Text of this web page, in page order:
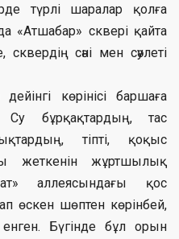
түрлі шаралар қолға
«Атшабар» сквері қайта
сәні мен сәулеті
көрінісі баршаға
бұрқақтардың, тас
тіпті, қоқыс
жеткенін жұртшылық
аллеясындағы қос
өскен шөптен көрінбей,
Бүгінде бұл орын